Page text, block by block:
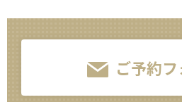
ご予約